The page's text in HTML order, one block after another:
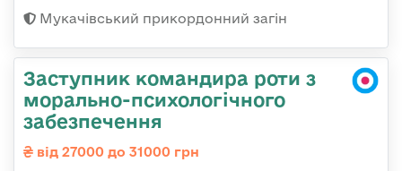
Мукачівський прикордонний загін
Заступник командира роти з
морально-психологічного
забезпечення
від 27000 до 31000 грн